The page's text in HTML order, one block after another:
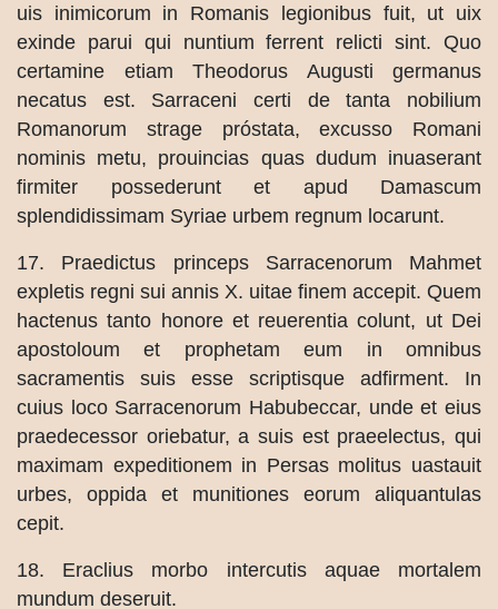
uis inimicorum in Romanis legionibus fuit, ut uix
exinde parui qui nuntium ferrent relicti sint. Quo
certamine etiam Theodorus Augusti germanus
necatus est. Sarraceni certi de tanta nobilium
Romanorum strage próstata, excusso Romani
nominis metu, prouincias quas dudum inuaserant
firmiter possederunt et apud Damascum
splendidissimam Syriae urbem regnum locarunt.
17. Praedictus princeps Sarracenorum Mahmet
expletis regni sui annis X. uitae finem accepit. Quem
hactenus tanto honore et reuerentia colunt, ut Dei
apostoloum et prophetam eum in omnibus
sacramentis suis esse scriptisque adfirment. In
cuius loco Sarracenorum Habubeccar, unde et eius
praedecessor oriebatur, a suis est praeelectus, qui
maximam expeditionem in Persas molitus uastauit
urbes, oppida et munitiones eorum aliquantulas
cepit.
18. Eraclius morbo intercutis aquae mortalem
mundum deseruit.